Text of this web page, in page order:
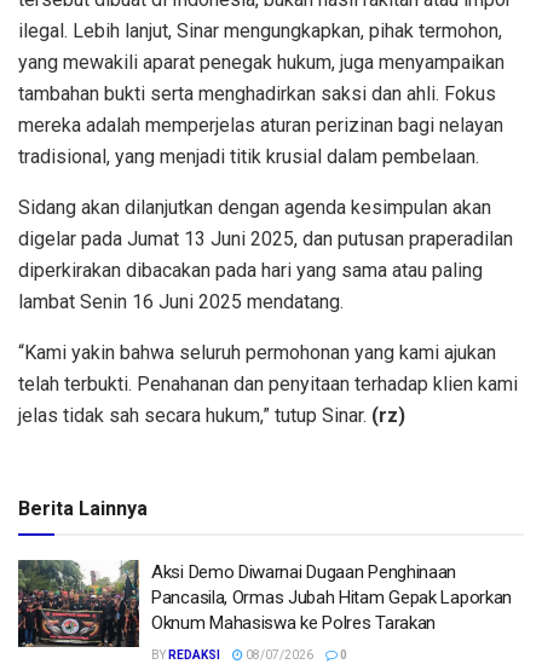
ilegal. Lebih lanjut, Sinar mengungkapkan, pihak termohon,
yang mewakili aparat penegak hukum, juga menyampaikan
tambahan bukti serta menghadirkan saksi dan ahli. Fokus
mereka adalah memperjelas aturan perizinan bagi nelayan
tradisional, yang menjadi titik krusial dalam pembelaan.
Sidang akan dilanjutkan dengan agenda kesimpulan akan
digelar pada Jumat 13 Juni 2025, dan putusan praperadilan
diperkirakan dibacakan pada hari yang sama atau paling
lambat Senin 16 Juni 2025 mendatang.
“Kami yakin bahwa seluruh permohonan yang kami ajukan
telah terbukti. Penahanan dan penyitaan terhadap klien kami
jelas tidak sah secara hukum,” tutup Sinar. (rz)
Berita Lainnya
Aksi Demo Diwarnai Dugaan Penghinaan
Pancasila, Ormas Jubah Hitam Gepak Laporkan
Oknum Mahasiswa ke Polres Tarakan
BY REDAKSI 08/07/2026 0